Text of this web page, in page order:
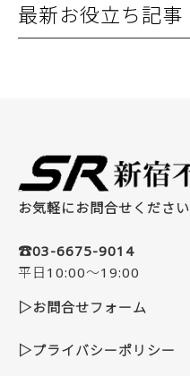
最新お役立ち記事
お気軽にお問合せください
☎03-6675-9014
平日10:00～19:00
▷お問合せフォーム
▷プライバシーポリシー